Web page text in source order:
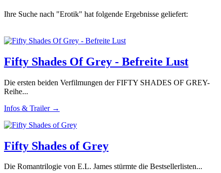
Ihre Suche nach "Erotik" hat folgende Ergebnisse geliefert:
Fifty Shades Of Grey - Befreite Lust
Die ersten beiden Verfilmungen der FIFTY SHADES OF GREY-
Reihe...
Infos & Trailer →
Fifty Shades of Grey
Die Romantrilogie von E.L. James stürmte die Bestsellerlisten...